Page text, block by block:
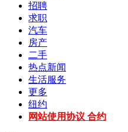
招聘
求职
汽车
房产
二手
热点新闻
生活服务
更多
纽约
网站使用协议 合约